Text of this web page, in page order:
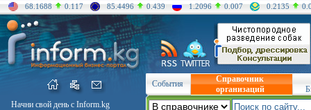
68.1688 0.117 85.4496 0.439 1.2096 0.007 0.2135
Начни свой день с Inform.kg
События
Справочник
организаций